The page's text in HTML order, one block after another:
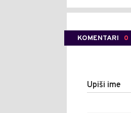
KOMENTARI 0
Upiši ime